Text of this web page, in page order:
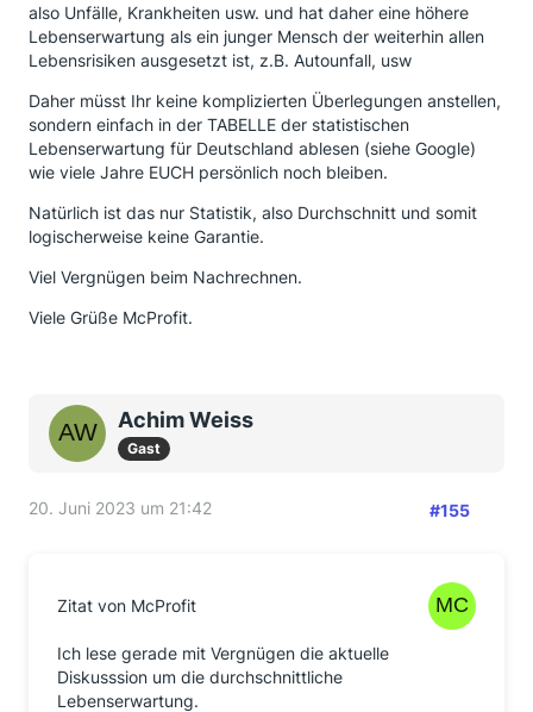
also Unfälle, Krankheiten usw. und hat daher eine höhere
Lebenserwartung als ein junger Mensch der weiterhin allen
Lebensrisiken ausgesetzt ist, z.B. Autounfall, usw
Daher müsst Ihr keine komplizierten Überlegungen anstellen,
sondern einfach in der TABELLE der statistischen
Lebenserwartung für Deutschland ablesen (siehe Google)
wie viele Jahre EUCH persönlich noch bleiben.
Natürlich ist das nur Statistik, also Durchschnitt und somit
logischerweise keine Garantie.
Viel Vergnügen beim Nachrechnen.
Viele Grüße McProfit.
Achim Weiss
Gast
20. Juni 2023 um 21:42 #155
Zitat von McProfit
Ich lese gerade mit Vergnügen die aktuelle
Diskusssion um die durchschnittliche
Lebenserwartung.